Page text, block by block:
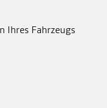
Ihres Fahrzeugs